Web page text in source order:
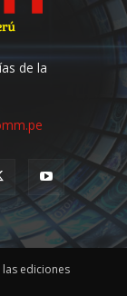
de la
ediciones